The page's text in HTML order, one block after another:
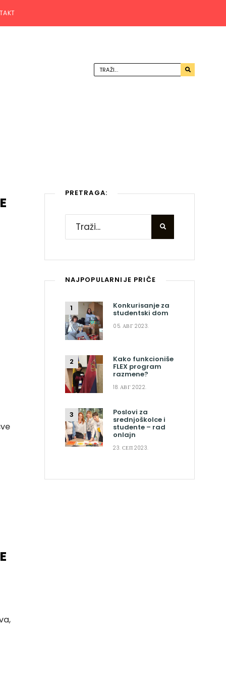
PRETRAGA:
NAJPOPULARNIJE PRIČE
Konkurisanje za
studentski dom
05. АВГ 2023.
Kako funkcioniše
FLEX program
razmene?
18. АВГ 2022.
Poslovi za
srednjoškolce i
studente – rad
onlajn
23. СЕП 2023.